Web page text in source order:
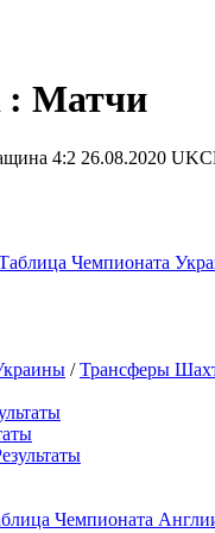
: Матчи
4:2 26.08.2020
Чемпионата
/Трансферы
Чемпионата